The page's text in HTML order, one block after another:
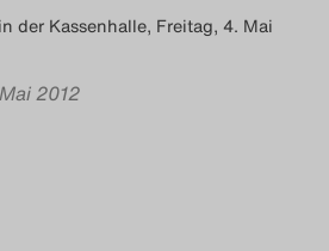
der Kassenhalle, Freitag, 4. Mai
2012